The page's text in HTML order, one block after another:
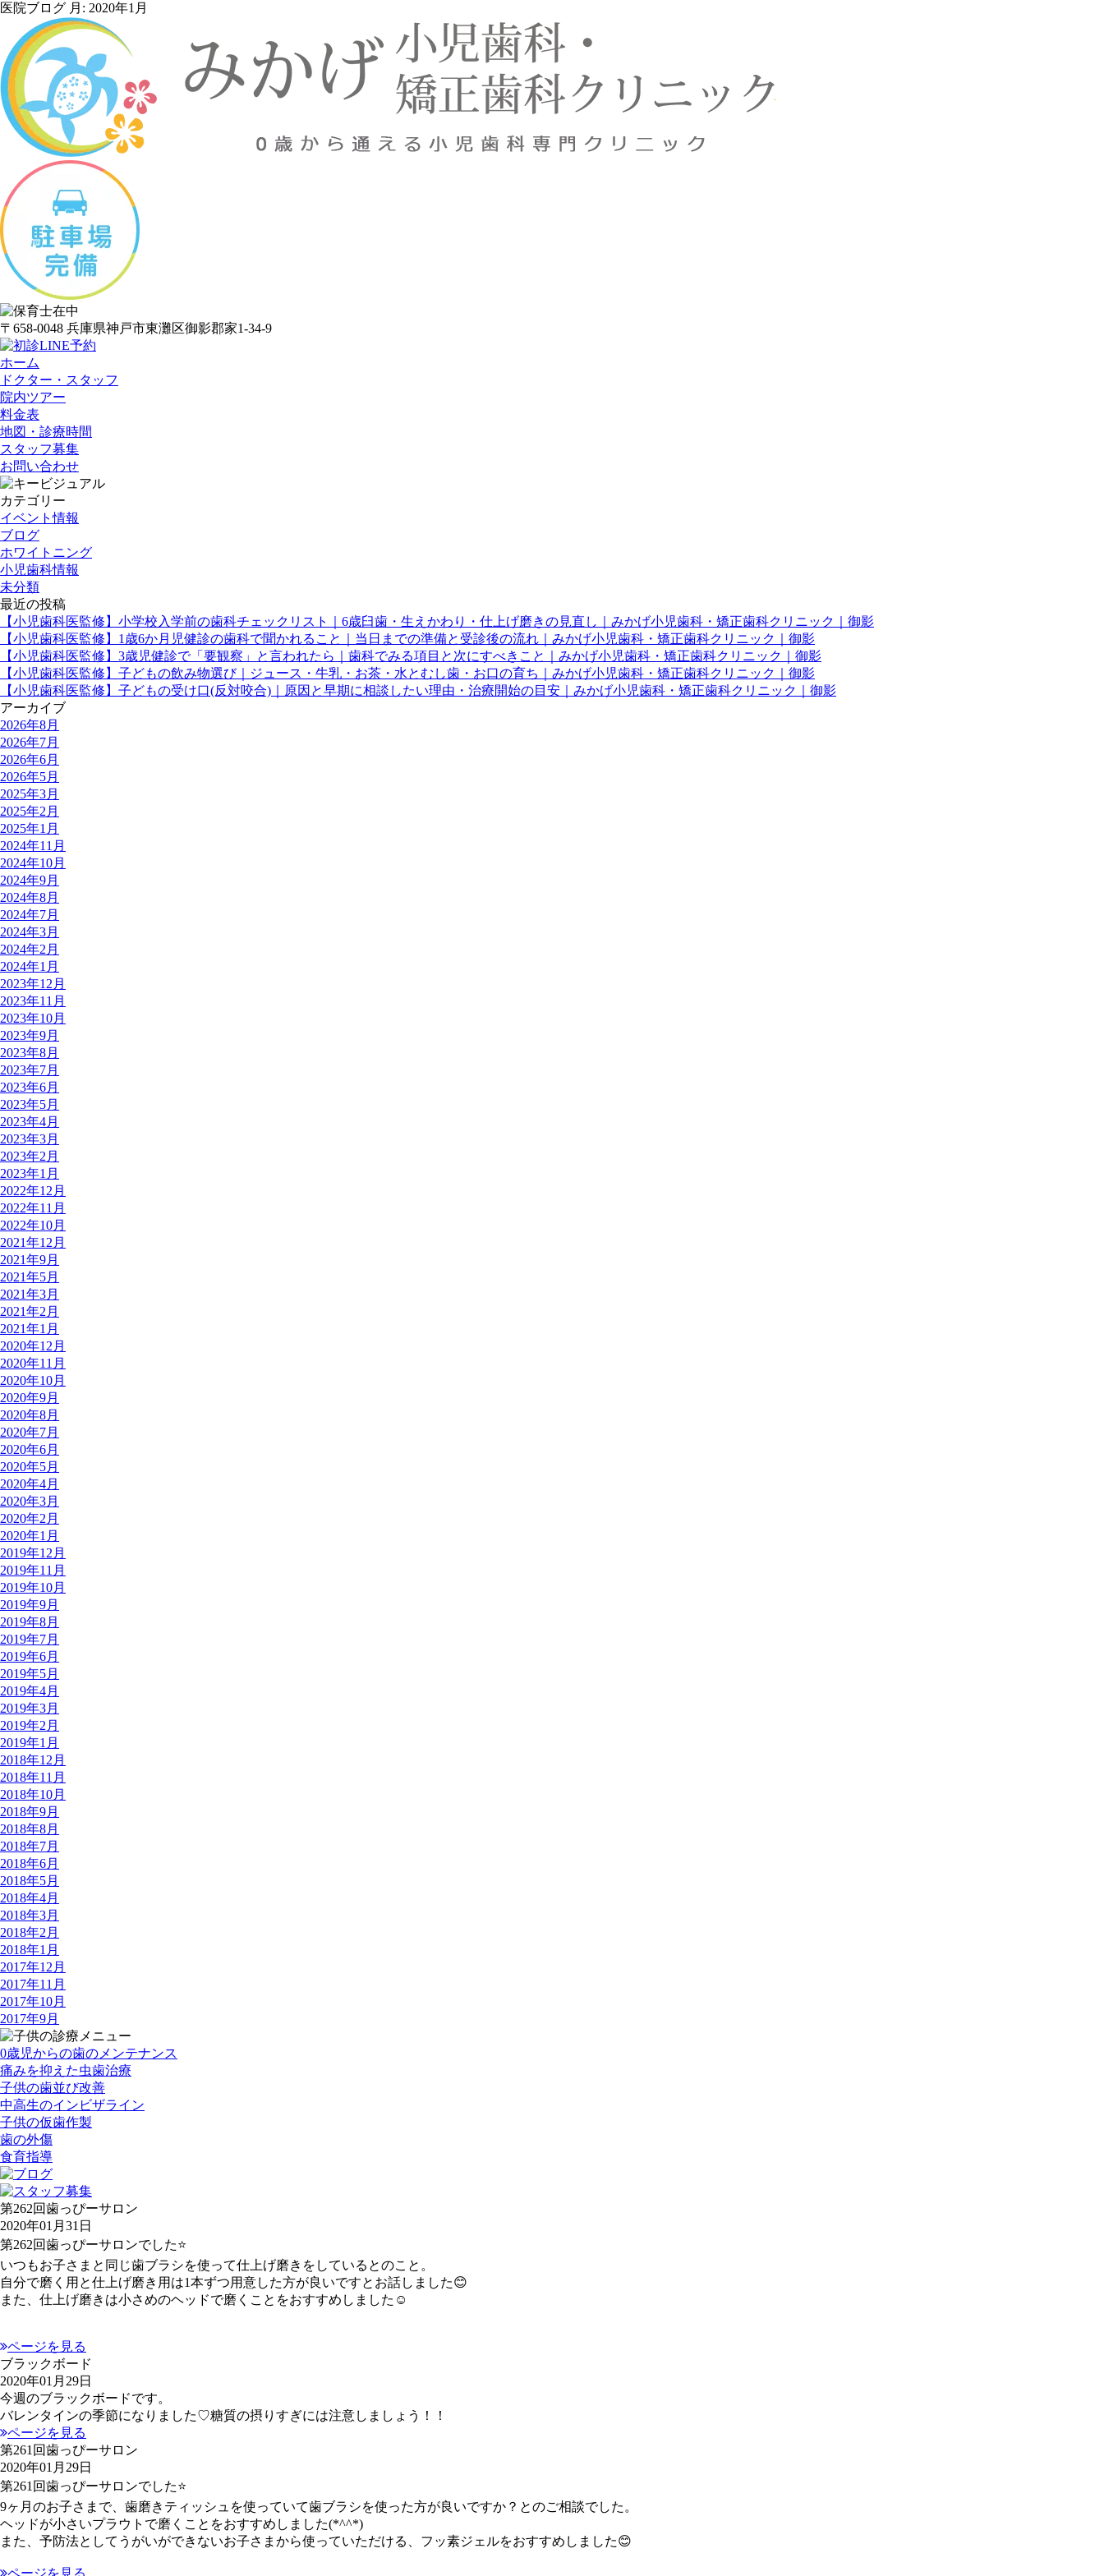
医院ブログ 月: 2020年1月
〒658-0048 兵庫県神戸市東灘区御影郡家1-34-9
ホーム
ドクター・スタッフ
院内ツアー
料金表
地図・診療時間
スタッフ募集
お問い合わせ
カテゴリー
イベント情報
ブログ
ホワイトニング
小児歯科情報
未分類
最近の投稿
【小児歯科医監修】小学校入学前の歯科チェックリスト｜6歳臼歯・生えかわり・仕上げ磨きの見直し｜みかげ小児歯科・矯正歯科クリニック｜御影
【小児歯科医監修】1歳6か月児健診の歯科で聞かれること｜当日までの準備と受診後の流れ｜みかげ小児歯科・矯正歯科クリニック｜御影
【小児歯科医監修】3歳児健診で「要観察」と言われたら｜歯科でみる項目と次にすべきこと｜みかげ小児歯科・矯正歯科クリニック｜御影
【小児歯科医監修】子どもの飲み物選び｜ジュース・牛乳・お茶・水とむし歯・お口の育ち｜みかげ小児歯科・矯正歯科クリニック｜御影
【小児歯科医監修】子どもの受け口(反対咬合)｜原因と早期に相談したい理由・治療開始の目安｜みかげ小児歯科・矯正歯科クリニック｜御影
アーカイブ
2026年8月
2026年7月
2026年6月
2026年5月
2025年3月
2025年2月
2025年1月
2024年11月
2024年10月
2024年9月
2024年8月
2024年7月
2024年3月
2024年2月
2024年1月
2023年12月
2023年11月
2023年10月
2023年9月
2023年8月
2023年7月
2023年6月
2023年5月
2023年4月
2023年3月
2023年2月
2023年1月
2022年12月
2022年11月
2022年10月
2021年12月
2021年9月
2021年5月
2021年3月
2021年2月
2021年1月
2020年12月
2020年11月
2020年10月
2020年9月
2020年8月
2020年7月
2020年6月
2020年5月
2020年4月
2020年3月
2020年2月
2020年1月
2019年12月
2019年11月
2019年10月
2019年9月
2019年8月
2019年7月
2019年6月
2019年5月
2019年4月
2019年3月
2019年2月
2019年1月
2018年12月
2018年11月
2018年10月
2018年9月
2018年8月
2018年7月
2018年6月
2018年5月
2018年4月
2018年3月
2018年2月
2018年1月
2017年12月
2017年11月
2017年10月
2017年9月
0歳児からの歯のメンテナンス
痛みを抑えた虫歯治療
子供の歯並び改善
中高生のインビザライン
子供の仮歯作製
歯の外傷
食育指導
第262回歯っぴーサロン
2020年01月31日
第262回歯っぴーサロンでした⭐
いつもお子さまと同じ歯ブラシを使って仕上げ磨きをしているとのこと。
自分で磨く用と仕上げ磨き用は1本ずつ用意した方が良いですとお話しました😊
また、仕上げ磨きは小さめのヘッドで磨くことをおすすめしました☺
ページを見る
ブラックボード
2020年01月29日
今週のブラックボードです。
バレンタインの季節になりました♡糖質の摂りすぎには注意しましょう！！
ページを見る
第261回歯っぴーサロン
2020年01月29日
第261回歯っぴーサロンでした⭐
9ヶ月のお子さまで、歯磨きティッシュを使っていて歯ブラシを使った方が良いですか？とのご相談でした。
ヘッドが小さいプラウトで磨くことをおすすめしました(*^^*)
また、予防法としてうがいができないお子さまから使っていただける、フッ素ジェルをおすすめしました😊
ページを見る